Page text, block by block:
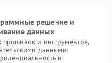
решение и
данных
и инструментов,
данными:
и